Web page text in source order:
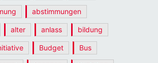
abstimmungen
alter anlass bildung
Budget Bus